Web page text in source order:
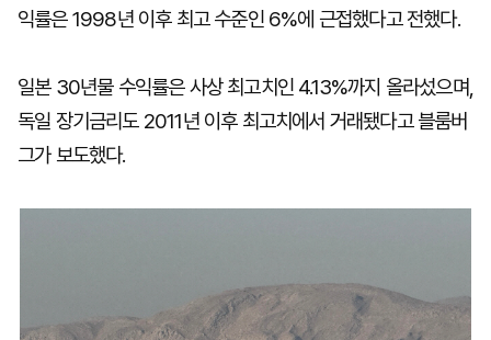
익률은 1998년 이후 최고 수준인 6%에 근접했다고 전했다.
일본 30년물 수익률은 사상 최고치인 4.13%까지 올라섰으며,
독일 장기금리도 2011년 이후 최고치에서 거래됐다고 블룸버
그가 보도했다.